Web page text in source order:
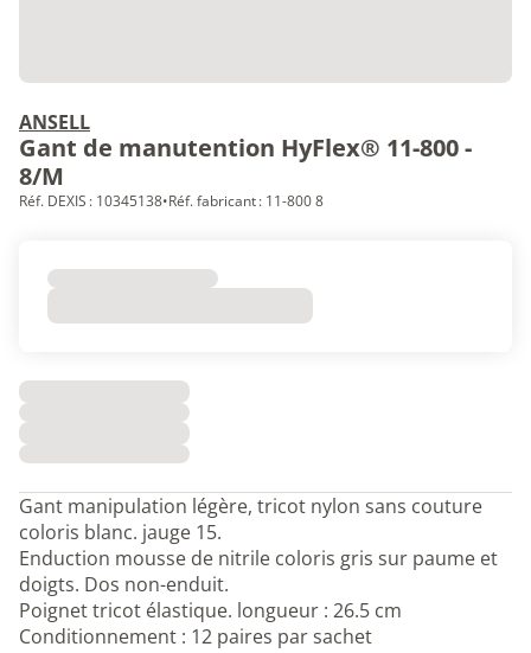
ANSELL
Gant de manutention HyFlex® 11-800 -
8/M
Réf. DEXIS : 10345138•Réf. fabricant : 11-800 8
Gant manipulation légère, tricot nylon sans couture
coloris blanc. jauge 15.
Enduction mousse de nitrile coloris gris sur paume et
doigts. Dos non-enduit.
Poignet tricot élastique. longueur : 26.5 cm
Conditionnement : 12 paires par sachet